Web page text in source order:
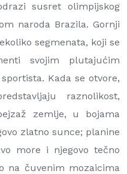
susret olimpijskog
naroda Brazila. Gornji
segmenata, koji se
svojim plutajućim
Kada se otvore,
raznolikost,
zemlje, u bojama
zlatno sunce; planine
more i njegovo tečno
na čuvenim mozaicima